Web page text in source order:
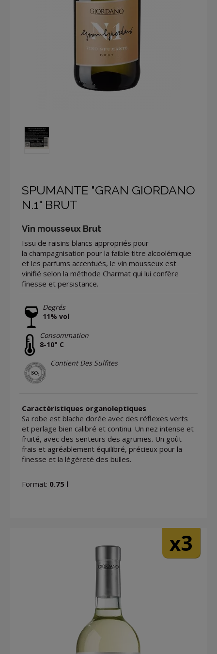
SPUMANTE "GRAN GIORDANO
N.1" BRUT
Vin mousseux Brut
Issu de raisins blancs appropriés pour
la champagnisation pour la faible titre alcoolémique
et les parfums accentués, le vin mousseux est
vinifié selon la méthode Charmat qui lui confère
finesse et persistance.
Degrés
11% vol
Consommation
8-10° C
Contient Des Sulfites
Caractéristiques organoleptiques
Sa robe est blache dorée avec des réflexes verts
et perlage bien calibré et continu. Un nez intense et
fruité, avec des senteurs des agrumes. Un goût
frais et agréablement équilibré, précieux pour la
finesse et la légèreté des bulles.
Format: 0.75 l
x3